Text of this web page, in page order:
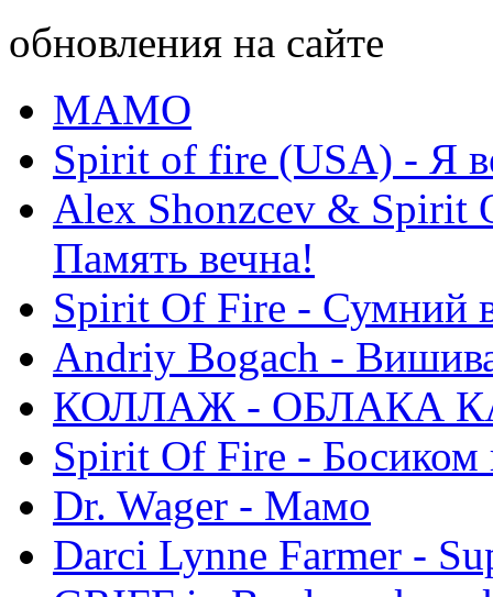
обновления на сайте
МАМО
Spirit of fire (USA) - Я
Alex Shonzcev & Spirit
Память вечна!
Spirit Of Fire - Сумний
Andriy Bogach -
КОЛЛАЖ - ОБЛАКА
Spirit Of Fire - Босиком
Dr. Wager - Мамо
Darci Lynne Farmer -